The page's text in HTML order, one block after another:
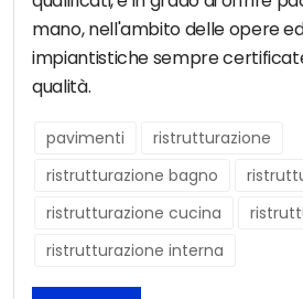
mano, nell'ambito delle opere
impiantistiche sempre
qualità.
pavimenti
ristrutturazione
ristrutturazione bagno
ristrutturazione cucina
ristrutturazione interna